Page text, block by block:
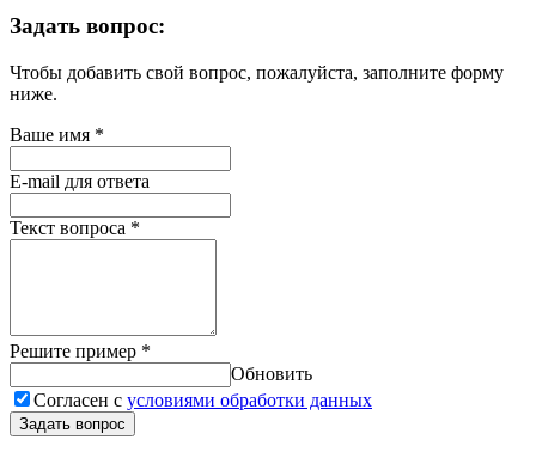
Задать вопрос:
Чтобы добавить свой вопрос, пожалуйста, заполните форму
ниже.
Ваше имя *
E-mail для ответа
Текст вопроса *
Решите пример *
Обновить
Согласен с условиями обработки данных
Задать вопрос